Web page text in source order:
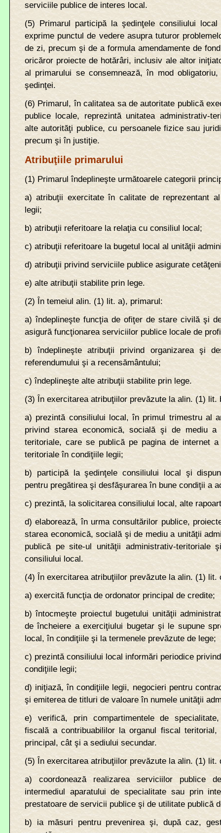
serviciile publice de interes local.
(5) Primarul participă la şedinţele consiliului
exprime punctul de vedere asupra tuturor
de zi, precum şi de a formula amendamente de
oricăror proiecte de hotărâri, inclusiv ale altor
al primarului se consemnează, în mod
şedinţei.
(6) Primarul, în calitatea sa de autoritate publică
publice locale, reprezintă unitatea administrativ-
alte autorităţi publice, cu persoanele fizice sau
precum şi în justiţie.
Atribuţiile primarului
(1) Primarul îndeplineşte următoarele categorii
a) atribuţii exercitate în calitate de reprezentant
legii;
b) atribuţii referitoare la relaţia cu consiliul local;
c) atribuţii referitoare la bugetul local al unităţii
d) atribuţii privind serviciile publice asigurate
e) alte atribuţii stabilite prin lege.
(2) În temeiul alin. (1) lit. a), primarul:
a) îndeplineşte funcţia de ofiţer de stare civilă şi
asigură funcţionarea serviciilor publice locale de
b) îndeplineşte atribuţii privind organizarea şi
referendumului şi a recensământului;
c) îndeplineşte alte atribuţii stabilite prin lege.
(3) În exercitarea atribuţiilor prevăzute la alin. (1) lit.
a) prezintă consiliului local, în primul trimestru al
privind starea economică, socială şi de mediu a
teritoriale, care se publică pe pagina de internet
teritoriale în condiţiile legii;
b) participă la şedinţele consiliului local şi
pentru pregătirea şi desfăşurarea în bune condiţii a
c) prezintă, la solicitarea consiliului local, alte
d) elaborează, în urma consultărilor publice,
starea economică, socială şi de mediu a unităţii
publică pe site-ul unităţii administrativ-teritoriale
consiliului local.
(4) În exercitarea atribuţiilor prevăzute la alin. (1) lit.
a) exercită funcţia de ordonator principal de credite;
b) întocmeşte proiectul bugetului unităţii
de încheiere a exerciţiului bugetar şi le supune
local, în condiţiile şi la termenele prevăzute de lege;
c) prezintă consiliului local informări periodice
condiţiile legii;
d) iniţiază, în condiţiile legii, negocieri pentru
şi emiterea de titluri de valoare în numele unităţii
e) verifică, prin compartimentele de
fiscală a contribuabililor la organul fiscal
principal, cât şi a sediului secundar.
(5) În exercitarea atribuţiilor prevăzute la alin. (1) lit.
a) coordonează realizarea serviciilor publice
intermediul aparatului de specialitate sau prin
prestatoare de servicii publice şi de utilitate publică
b) ia măsuri pentru prevenirea şi, după caz,